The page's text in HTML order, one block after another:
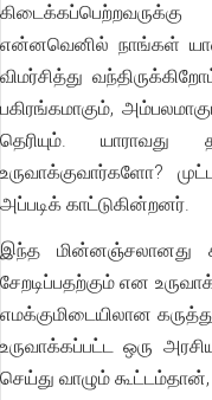
என்னவெனில் நாங்கள்
விமர்சித்து
பகிரங்கமாகும்,
தெரியும்.
உருவாக்குவார்களோ?
அப்படிக் காட்டுகின்றனர்.
இந்த மின்னஞ்சலானது
சேறடிப்பதற்கும் என
எமக்குமிடையிலான
உருவாக்கப்பட்ட ஒரு
செய்து வாழும்